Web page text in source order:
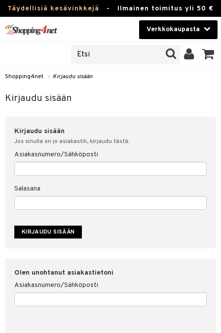
Täydellisiä kesävinkkejä - Ilmainen toimitus yli 50 €
Verkkokaupasta
Piilolinssit
Luontaistuotteet
Fitness
Koti & Sisustus
Lelut, Lapsi & Vauva
Tuotemerkkejä
Shopping4net » Kirjaudu sisään
Kirjaudu sisään
Kirjaudu sisään
Jos sinulla on jo asiakastili, kirjaudu tästä.
Asiakasnumero/Sähköposti
Salasana
Olen unohtanut asiakastietoni
Asiakasnumero/Sähköposti
sisään
& vastauksia
myyntiehdot
suojaus